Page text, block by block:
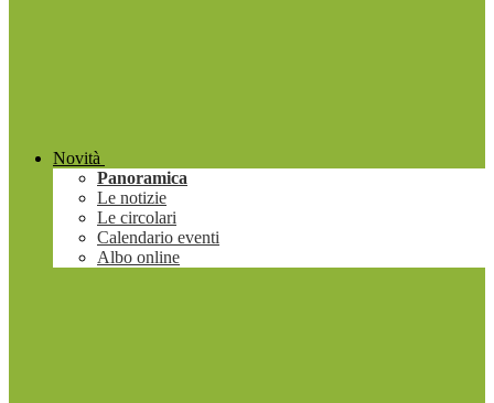
Novità
Panoramica
Le notizie
Le circolari
Calendario eventi
Albo online